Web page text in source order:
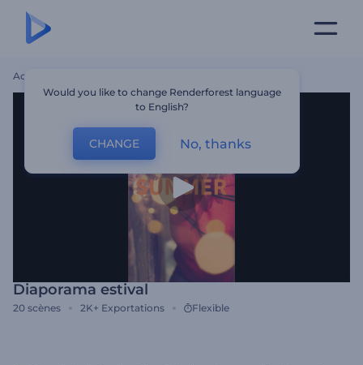
Accueil
Diaporama estival
20 scènes 2K+ Exportations Flexible
Would you like to change Renderforest language
to English?
CHANGE No, thanks